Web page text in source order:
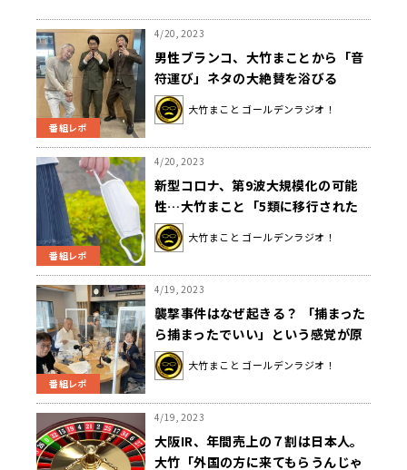
番組レポ
4/20, 2023
男性ブランコ、大竹まことから「音
符運び」ネタの大絶賛を浴びる
大竹まこと ゴールデンラジオ！
番組レポ
4/20, 2023
新型コロナ、第9波大規模化の可能
性…大竹まこと「5類に移行された
ら、自己負担も増える」
大竹まこと ゴールデンラジオ！
番組レポ
4/19, 2023
襲撃事件はなぜ起きる？ 「捕まった
ら捕まったでいい」という感覚が原
因!?
大竹まこと ゴールデンラジオ！
4/19, 2023
大阪IR、年間売上の７割は日本人。
大竹「外国の方に来てもらうんじゃ